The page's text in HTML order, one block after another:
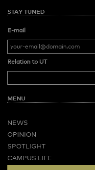
STAY TUNED
E-mail
Relation to UT
MENU
NEWS
OPINION
SPOTLIGHT
CAMPUS LIFE